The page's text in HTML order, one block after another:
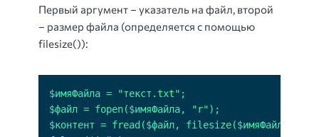
Первый аргумент – указатель на файл, второй
– размер файла (определяется с помощью
filesize()):